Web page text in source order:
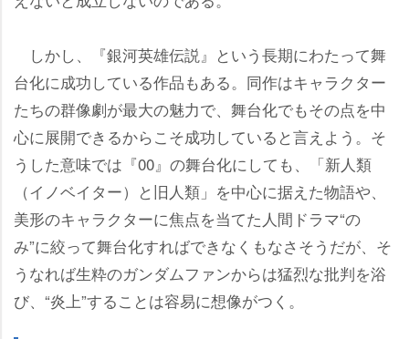
しかし、『銀河英雄伝説』という長期にわたって舞
台化に成功している作品もある。同作はキャラクター
たちの群像劇が最大の魅力で、舞台化でもその点を中
心に展開できるからこそ成功していると言えよう。そ
うした意味では『00』の舞台化にしても、「新人類
（イノベイター）と旧人類」を中心に据えた物語や、
美形のキャラクターに焦点を当てた人間ドラマ“の
み”に絞って舞台化すればできなくもなさそうだが、そ
うなれば生粋のガンダムファンからは猛烈な批判を浴
び、“炎上”することは容易に想像がつく。